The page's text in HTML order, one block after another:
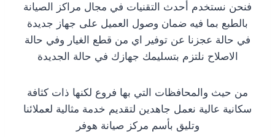
فنحن نستخدم أحدث التقنيات في مجال مراكز الصيانة
بالطبع بما فيه ضمان وصول العميل على جهاز جديدة
في حالة عجزنا عن توفير اي من قطع الغيار وفي حالة
الاصلاح نلتزم بتسليمك جهازك في حالة الجديدة
من حيث والمحافظات التي بها فروع لكنها ذات كثافة
سكانية عالية نعمل جاهدين لتقديم خدمة مثالية لعملائنا
وتليق بأسم مركز صيانة هوفر